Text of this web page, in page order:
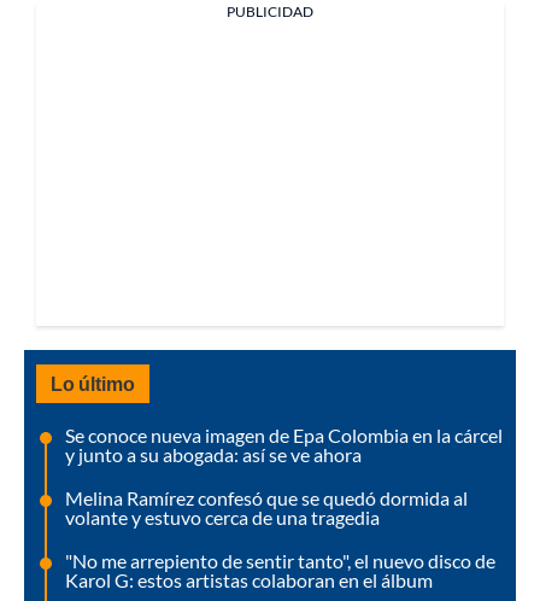
PUBLICIDAD
Lo último
Se conoce nueva imagen de Epa Colombia en la cárcel
y junto a su abogada: así se ve ahora
Melina Ramírez confesó que se quedó dormida al
volante y estuvo cerca de una tragedia
"No me arrepiento de sentir tanto", el nuevo disco de
Karol G: estos artistas colaboran en el álbum